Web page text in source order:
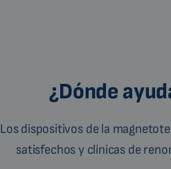
¿Dónde
Los dispositivos de la
satisfechos y clínicas de